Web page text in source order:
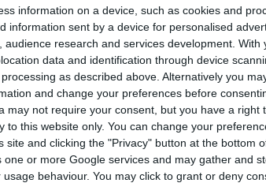
information on a device, such as cookies and
information sent by a device for personalised
research and services development. With
data and identification through device
as described above. Alternatively you
and change your preferences before
may not require your consent, but you have a right
to this website only. You can change your
and clicking the "Privacy" button at the bottom
or more Google services and may gather and
behaviour. You may click to grant or deny